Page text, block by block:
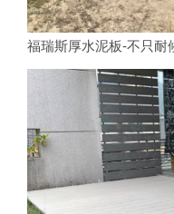
福瑞斯厚水泥板-不只耐